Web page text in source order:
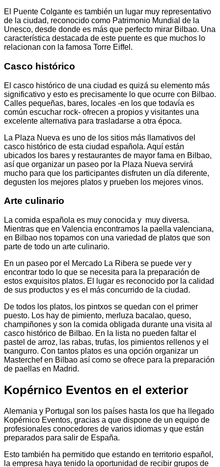
El Puente Colgante es también un lugar muy representativo
de la ciudad, reconocido como Patrimonio Mundial de la
Unesco, desde donde es más que perfecto mirar Bilbao. Una
característica destacada de este puente es que muchos lo
relacionan con la famosa Torre Eiffel.
Casco histórico
El casco histórico de una ciudad es quizá su elemento más
significativo y esto es precisamente lo que ocurre con Bilbao.
Calles pequeñas, bares, locales -en los que todavía es
común escuchar rock- ofrecen a propios y visitantes una
excelente alternativa para trasladarse a otra época.
La Plaza Nueva es uno de los sitios más llamativos del
casco histórico de esta ciudad española. Aquí están
ubicados los bares y restaurantes de mayor fama en Bilbao,
así que organizar un paseo por la Plaza Nueva servirá
mucho para que los participantes disfruten un día diferente,
degusten los mejores platos y prueben los mejores vinos.
Arte culinario
La comida española es muy conocida y muy diversa.
Mientras que en Valencia encontramos la paella valenciana,
en Bilbao nos topamos con una variedad de platos que son
parte de todo un arte culinario.
En un paseo por el Mercado La Ribera se puede ver y
encontrar todo lo que se necesita para la preparación de
estos exquisitos platos. El lugar es reconocido por la calidad
de sus productos y es el más concurrido de la ciudad.
De todos los platos, los pintxos se quedan con el primer
puesto. Los hay de pimiento, merluza bacalao, queso,
champiñones y son la comida obligada durante una visita al
casco histórico de Bilbao. En la lista no pueden faltar el
pastel de arroz, las rabas, trufas, los pimientos rellenos y el
txangurro. Con tantos platos es una opción organizar un
Masterchef en Bilbao así como se ofrece para la preparación
de paellas en Madrid.
Kopérnico Eventos en el exterior
Alemania y Portugal son los países hasta los que ha llegado
Kopérnico Eventos, gracias a que dispone de un equipo de
profesionales conocedores de varios idiomas y que están
preparados para salir de España.
Esto también ha permitido que estando en territorio español,
la empresa haya tenido la oportunidad de recibir grupos de